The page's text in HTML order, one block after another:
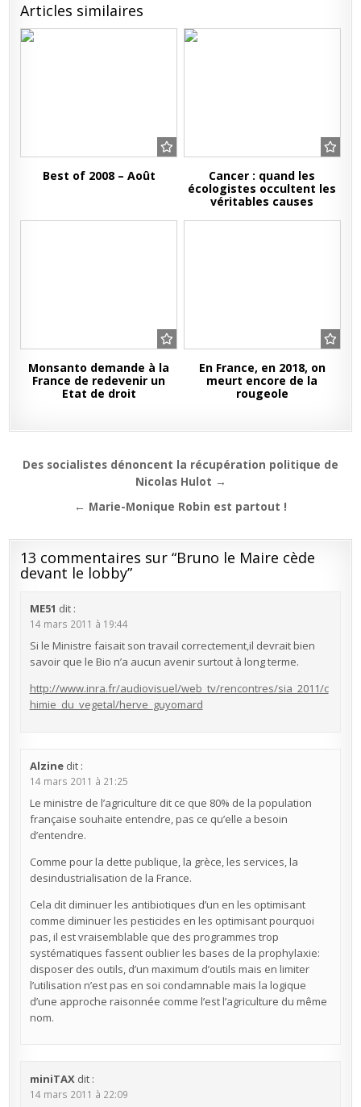
Articles similaires
Best of 2008 – Août
Cancer : quand les
écologistes occultent les
véritables causes
Monsanto demande à la
France de redevenir un
Etat de droit
En France, en 2018, on
meurt encore de la
rougeole
Navigation
l’article
Des socialistes dénoncent la récupération politique de
Nicolas Hulot →
← Marie-Monique Robin est partout !
13 commentaires sur “Bruno le Maire cède
devant le lobby”
ME51 dit :
14 mars 2011 à 19:44
Si le Ministre faisait son travail correctement,il devrait bien
savoir que le Bio n’a aucun avenir surtout à long terme.
http://www.inra.fr/audiovisuel/web_tv/rencontres/sia_2011/c
himie_du_vegetal/herve_guyomard
Alzine dit :
14 mars 2011 à 21:25
Le ministre de l’agriculture dit ce que 80% de la population
française souhaite entendre, pas ce qu’elle a besoin
d’entendre.
Comme pour la dette publique, la grèce, les services, la
desindustrialisation de la France.
Cela dit diminuer les antibiotiques d’un en les optimisant
comme diminuer les pesticides en les optimisant pourquoi
pas, il est vraisemblable que des programmes trop
systématiques fassent oublier les bases de la prophylaxie:
disposer des outils, d’un maximum d’outils mais en limiter
l’utilisation n’est pas en soi condamnable mais la logique
d’une approche raisonnée comme l’est l’agriculture du même
nom.
miniTAX dit :
14 mars 2011 à 22:09